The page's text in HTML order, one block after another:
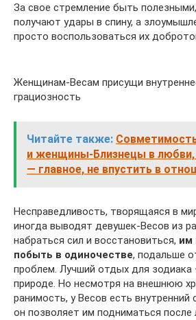
За свое стремление быть
получают удары в спину, а
просто воспользоваться их
Женщинам-Весам присущи
грациозность
Читайте также:
и женщины-Близнецы в
— главное, не впустить в
Несправедливость, творящаяся в
иногда выводят девушек-Весов из
набраться сил и восстановиться, им
побыть в одиночестве, подальше
проблем. Лучший отдых для зодиака
природе. Но несмотря на внешнюю
ранимость, у Весов есть внутренний
он позволяет им подниматься